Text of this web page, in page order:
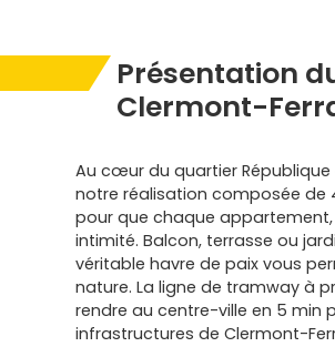
Présentation
Clermont-
Au cœur du quartier
notre réalisation composée de
pour que chaque
intimité. Balcon, terrasse ou
véritable havre de paix vous
nature. La ligne de tramway à
rendre au centre-ville en 5 min
infrastructures de Clermont-